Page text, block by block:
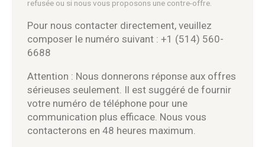
refusée ou si nous vous proposons une contre-offre.
Pour nous contacter directement, veuillez
composer le numéro suivant : +1 (514) 560-
6688
Attention : Nous donnerons réponse aux offres
sérieuses seulement. Il est suggéré de fournir
votre numéro de téléphone pour une
communication plus efficace. Nous vous
contacterons en 48 heures maximum.